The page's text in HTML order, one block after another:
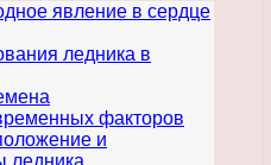
явление в сердце
ледника в
факторов
и